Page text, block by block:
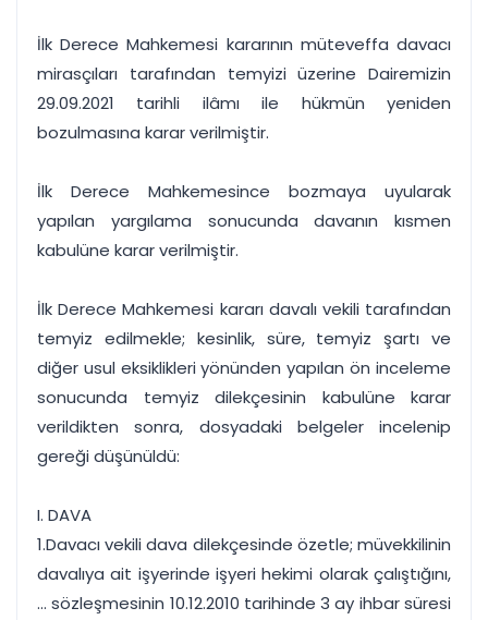
İlk Derece Mahkemesi kararının müteveffa davacı
mirasçıları tarafından temyizi üzerine Dairemizin
29.09.2021 tarihli ilâmı ile hükmün yeniden
bozulmasına karar verilmiştir.
İlk Derece Mahkemesince bozmaya uyularak
yapılan yargılama sonucunda davanın kısmen
kabulüne karar verilmiştir.
İlk Derece Mahkemesi kararı davalı vekili tarafından
temyiz edilmekle; kesinlik, süre, temyiz şartı ve
diğer usul eksiklikleri yönünden yapılan ön inceleme
sonucunda temyiz dilekçesinin kabulüne karar
verildikten sonra, dosyadaki belgeler incelenip
gereği düşünüldü:
I. DAVA
1.Davacı vekili dava dilekçesinde özetle; müvekkilinin
davalıya ait işyerinde işyeri hekimi olarak çalıştığını,
... sözleşmesinin 10.12.2010 tarihinde 3 ay ihbar süresi